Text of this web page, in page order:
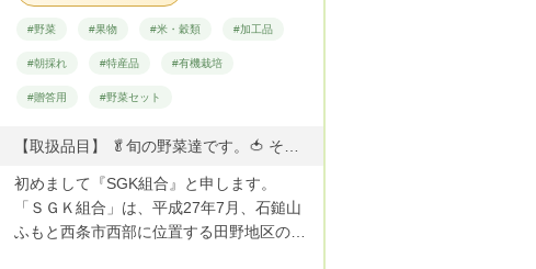
#野菜 #果物 #米・穀類 #加工品
#朝採れ #特産品 #有機栽培
#贈答用 #野菜セット
初めまして『SGK組合』と申します。
「ＳＧＫ組合」は、平成27年7月、石鎚山
ふもと西条市西部に位置する田野地区の農